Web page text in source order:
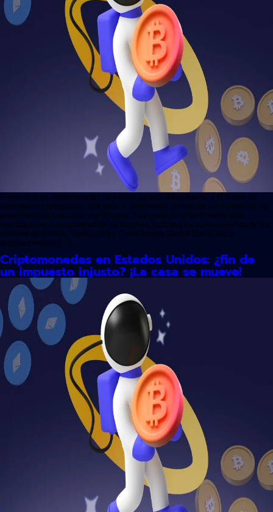
El mercado de criptomonedas ha estado agitado últimamente, y el índice de
sentimiento criptográfico, que mide el sentimiento general de los inversores, ha
experimentado una caída significativa. Esta caída en el sentimiento está
impulsada por una combinación de factores, incluidas las consecuencias de las
quiebras de Celsius, Terra/LUNA y Three Arrows Capital (3AC). Estos
acontecimientos […]
Criptomonedas en Estados Unidos: ¿fin de
un impuesto injusto? ¡La casa se mueve!